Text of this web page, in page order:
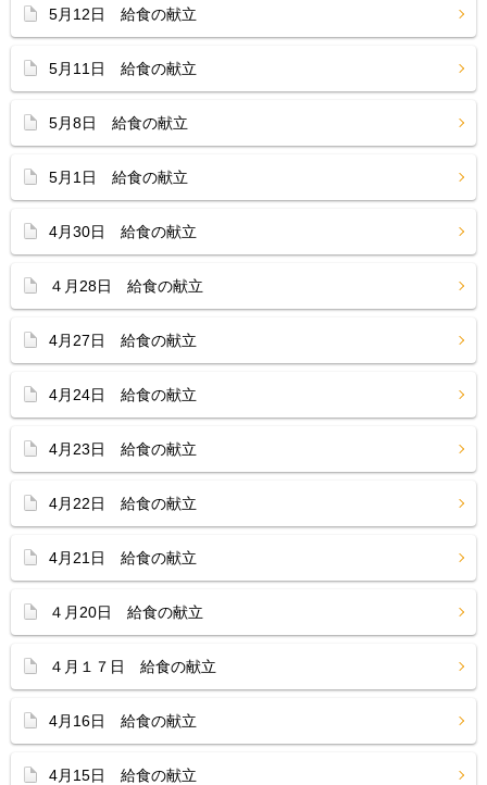
5月12日 給食の献立
5月11日 給食の献立
5月8日 給食の献立
5月1日 給食の献立
4月30日 給食の献立
４月28日 給食の献立
4月27日 給食の献立
4月24日 給食の献立
4月23日 給食の献立
4月22日 給食の献立
4月21日 給食の献立
４月20日 給食の献立
４月１７日 給食の献立
4月16日 給食の献立
4月15日 給食の献立